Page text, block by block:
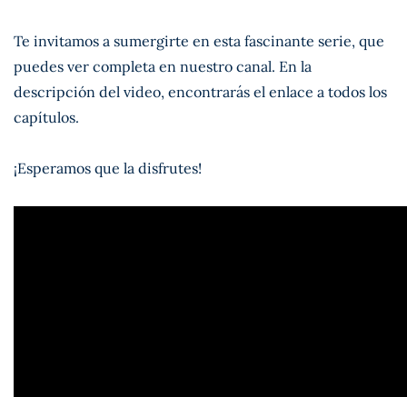
Te invitamos a sumergirte en esta fascinante serie, que
puedes ver completa en nuestro canal. En la
descripción del video, encontrarás el enlace a todos los
capítulos.
¡Esperamos que la disfrutes!